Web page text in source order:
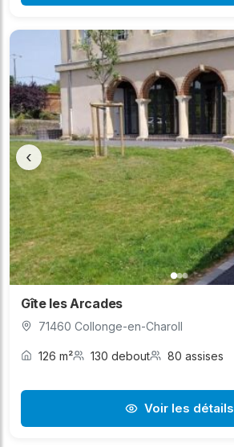
‹
Gîte les Arcades
71460 Collonge-en-Charoll
126 m² 130 debout 80 assises
Voir les détails